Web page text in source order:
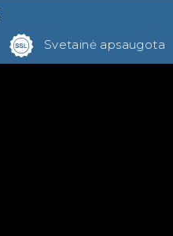
Svetainė apsaugota